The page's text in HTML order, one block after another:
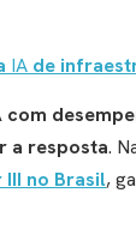
IA de
com
a resposta.
no Brasil,